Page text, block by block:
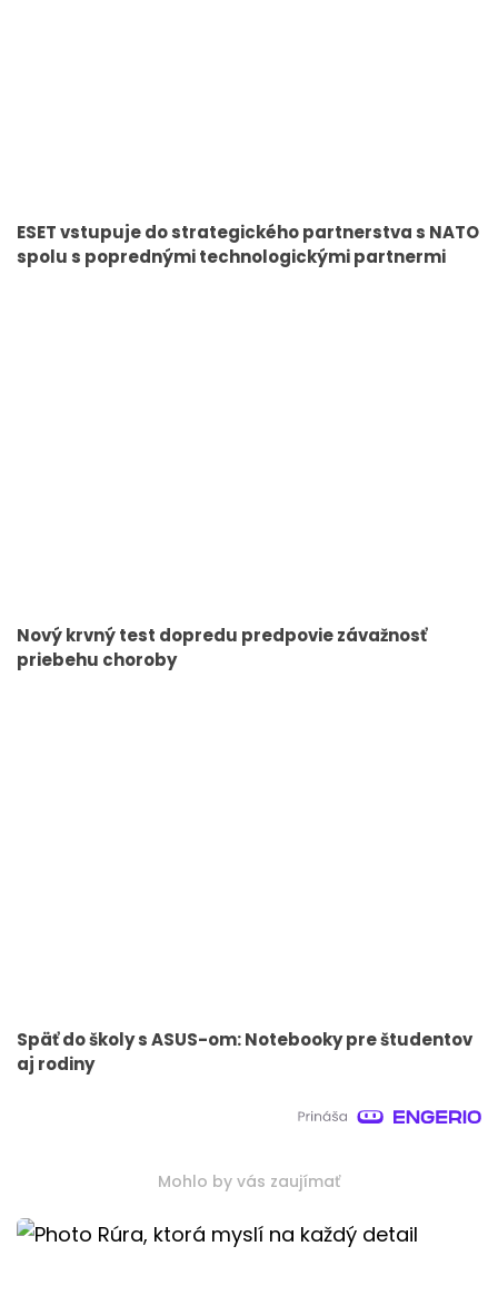
ESET vstupuje do strategického partnerstva s NATO
spolu s poprednými technologickými partnermi
Nový krvný test dopredu predpovie závažnosť
priebehu choroby
Späť do školy s ASUS-om: Notebooky pre študentov
aj rodiny
Mohlo by vás zaujímať